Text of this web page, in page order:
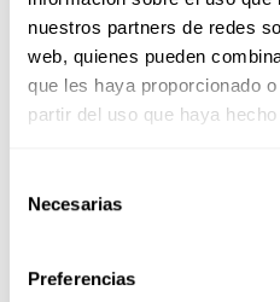
nuestros partners de redes
web, quienes pueden
que les haya proporcionado
partir del uso que haya
Necesarias
Preferencias
Miércoles 1
*128 hábitos
cambiar
niños